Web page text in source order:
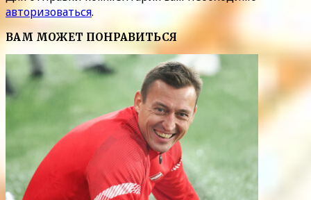
авторизоваться.
ВАМ МОЖЕТ ПОНРАВИТЬСЯ